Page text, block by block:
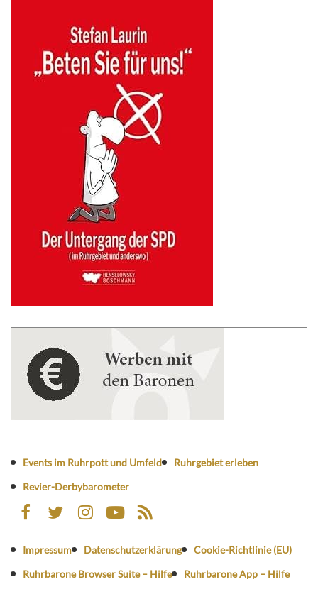
Events im Ruhrpott und Umfeld
Ruhrgebiet erleben
Revier-Derbybarometer
Impressum Datenschutzerklärung
Cookie-Richtlinie (EU)
Ruhrbarone Browser Suite – Hilfe
Ruhrbarone App – Hilfe